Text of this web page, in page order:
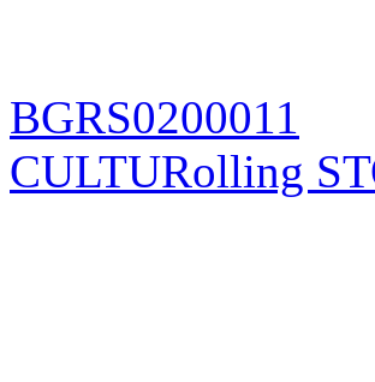
BGRS0200011
CULTURolling